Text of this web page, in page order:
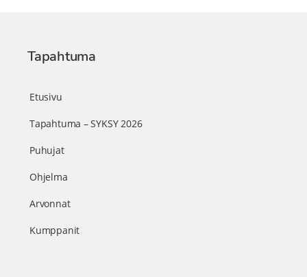
Tapahtuma
Etusivu
Tapahtuma – SYKSY 2026
Puhujat
Ohjelma
Arvonnat
Kumppanit